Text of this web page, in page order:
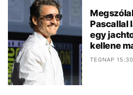
Pascallal
egy
kellene
TEGNAP